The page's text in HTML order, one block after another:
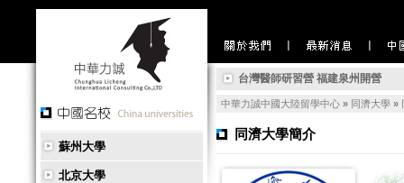
蘇州大學
北京大學
台灣醫師研習營 福建泉州開營
兩岸大學生新聞營 陸委會：符合
陸海外留學回溫！赴美人數下滑
台灣醫師研習營 福建泉州開營
中華力誠中國大陸留學中心 » 同濟大學 »
同濟大學簡介